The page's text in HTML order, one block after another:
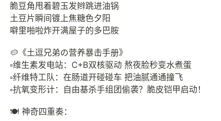
脆豆角甩着碧玉发辫跳进油锅
土豆片瞬间镀上焦糖色夕阳
噼里啪啦炸开满屋子的多巴胺
🥔《土逗兄弟の营养暴击手册》
▫️维生素发电站：C+B双核驱动 熬夜脸秒变水煮蛋
▫️纤维特工队：在肠道开碰碰车 把油腻通通撞飞
▫️抗氧变形计：自由基杀手组团偷袭？脆皮铠甲启动！
🍽️ 神奇四重奏：